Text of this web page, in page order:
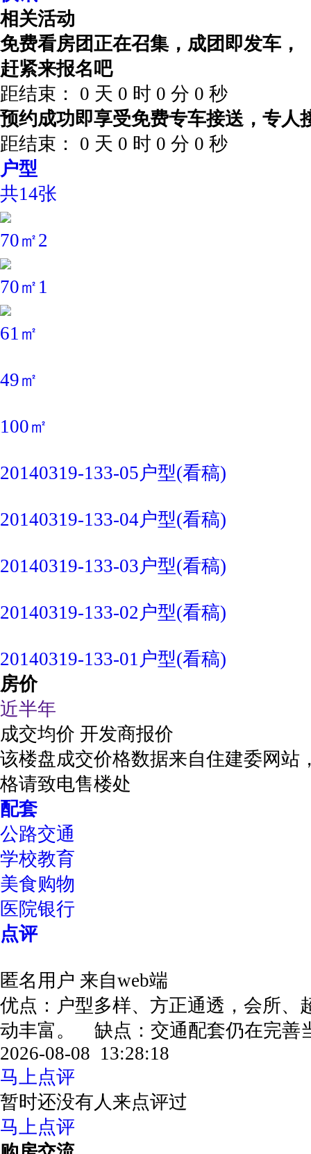
相关活动
免费看房团正在召集，成团即发车，
赶紧来报名吧
距结束：
0 天 0 时 0 分 0 秒
预约成功即享受免费专车接送，专人
距结束：
0 天 0 时 0 分 0 秒
户型
共14张
70㎡2
70㎡1
61㎡
49㎡
100㎡
20140319-133-05户型(看稿)
20140319-133-04户型(看稿)
20140319-133-03户型(看稿)
20140319-133-02户型(看稿)
20140319-133-01户型(看稿)
房价
近半年
成交均价 开发商报价
该楼盘成交价格数据来自住建委网站
格请致电售楼处
配套
公路交通
学校教育
美食购物
医院银行
点评
匿名用户 来自web端
优点：户型多样、方正通透，会所、
动丰富。 缺点：交通配套仍在完
2026-08-08 13:28:18
马上点评
暂时还没有人来点评过
马上点评